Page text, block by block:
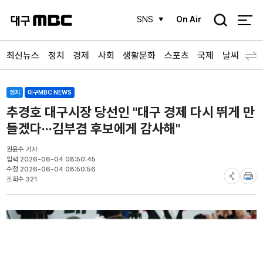
SNS On Air
검
최신뉴스 정치 경제 사회 생활문화 스포츠 국제 날씨
정치 대구MBC NEWS
추경호 대구시장 당선인 "대구 경제 다시 뛰게 만
들겠다···김부겸 후보에게 감사해"
권윤수 기자
입력 2026-06-04 08:50:45
수정 2026-06-04 08:50:56
조회수 321